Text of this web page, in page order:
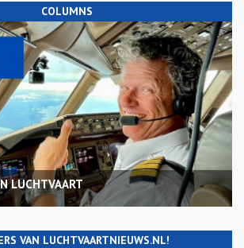
COLUMNS
LUCHTVAART
VAN LUCHTVAARTNIEUWS.NL!